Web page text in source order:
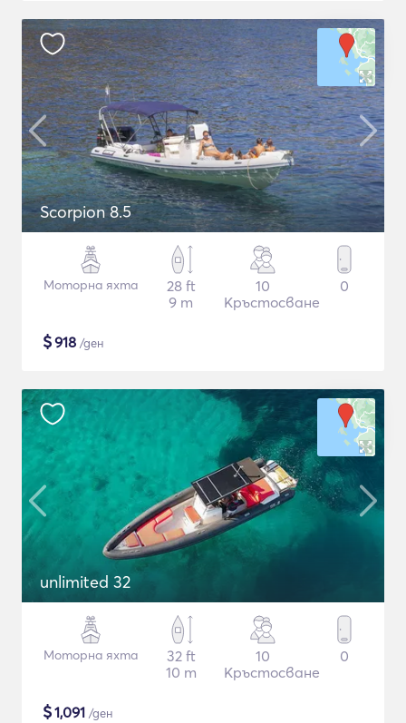
Scorpion 8.5
Моторна яхта
28 ft
9 m
10
Кръстосване
0
$918 /ден
unlimited 32
Моторна яхта
32 ft
10 m
10
Кръстосване
0
$1,091 /ден